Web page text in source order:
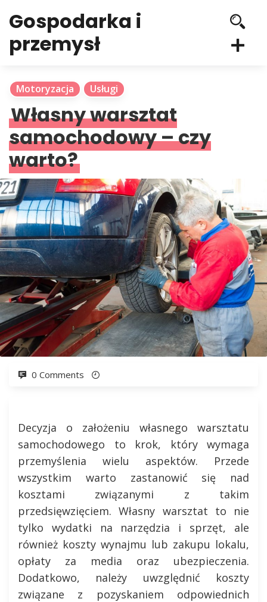
Gospodarka i
przemysł
Motoryzacja Usługi
Własny warsztat
samochodowy – czy
warto?
0 Comments
Decyzja o założeniu własnego warsztatu
samochodowego to krok, który wymaga
przemyślenia wielu aspektów. Przede
wszystkim warto zastanowić się nad
kosztami związanymi z takim
przedsięwzięciem. Własny warsztat to nie
tylko wydatki na narzędzia i sprzęt, ale
również koszty wynajmu lub zakupu lokalu,
opłaty za media oraz ubezpieczenia.
Dodatkowo, należy uwzględnić koszty
związane z pozyskaniem odpowiednich